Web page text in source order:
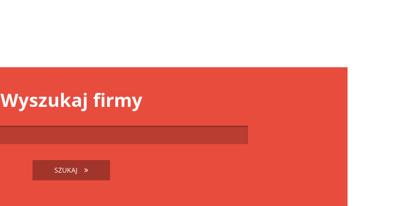
Wyszukaj firmy
SZUKAJ